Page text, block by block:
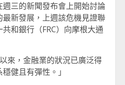
三的新聞發布會上開始討論
新發展，上週該危機見證聯
和銀行（FRC）向摩根大通
來，金融業的狀況已廣泛得
健且有彈性。」